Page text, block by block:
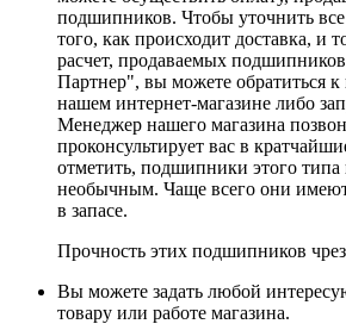
подшипников. Чтобы уточнить
того, как происходит доставка, и
расчет, продаваемых
Партнер", вы можете обратиться
нашем интернет-магазине либо
Менеджер нашего магазина
проконсультирует вас в
отметить, подшипники этого типа
необычным. Чаще всего они
в запасе.
Прочность этих подшипников
Вы можете задать любой
товару или работе магазина.